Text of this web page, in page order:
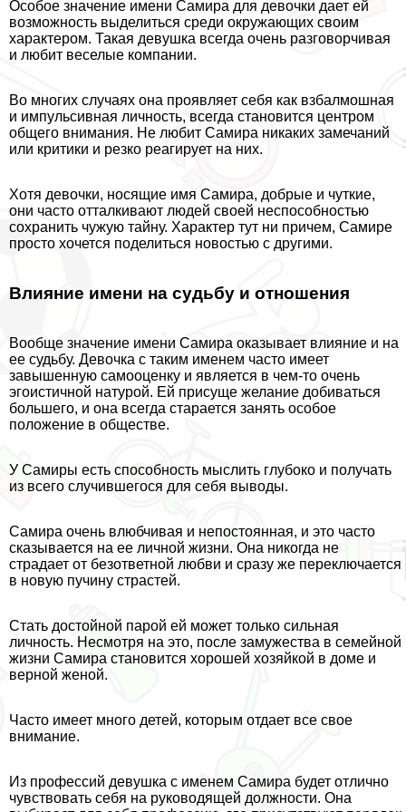
Особое значение имени Самира для дeвoчки дает ей
возможность выделиться среди окружающих своим
хаpaктером. Такая дeвyшка всегда очень разговорчивая
и любит веселые компании.
Во многих случаях она проявляет себя как взбалмошная
и импульсивная личность, всегда становится центром
общего внимания. Не любит Самира никаких замечаний
или критики и резко реагирует на них.
Хотя дeвoчки, носящие имя Самира, добрые и чуткие,
они часто отталкивают людей своей неспособностью
сохранить чужую тайну. Хаpaктер тут ни причем, Самире
просто хочется поделиться новостью с другими.
Влияние имени на судьбу и отношения
Вообще значение имени Самира оказывает влияние и на
ее судьбу. Дeвoчка с таким именем часто имеет
завышенную самооценку и является в чем-то очень
эгоистичной натурой. Ей присуще желание добиваться
большего, и она всегда старается занять особое
положение в обществе.
У Самиры есть способность мыслить глубоко и получать
из всего случившегося для себя выводы.
Самира очень влюбчивая и непостоянная, и это часто
сказывается на ее личной жизни. Она никогда не
страдает от безответной любви и сразу же переключается
в новую пучину страстей.
Стать достойной парой ей может только сильная
личность. Несмотря на это, после замужества в семейной
жизни Самира становится хорошей хозяйкой в доме и
верной женой.
Часто имеет много детей, которым отдает все свое
внимание.
Из профессий дeвyшка с именем Самира будет отлично
чувствовать себя на руководящей должности. Она